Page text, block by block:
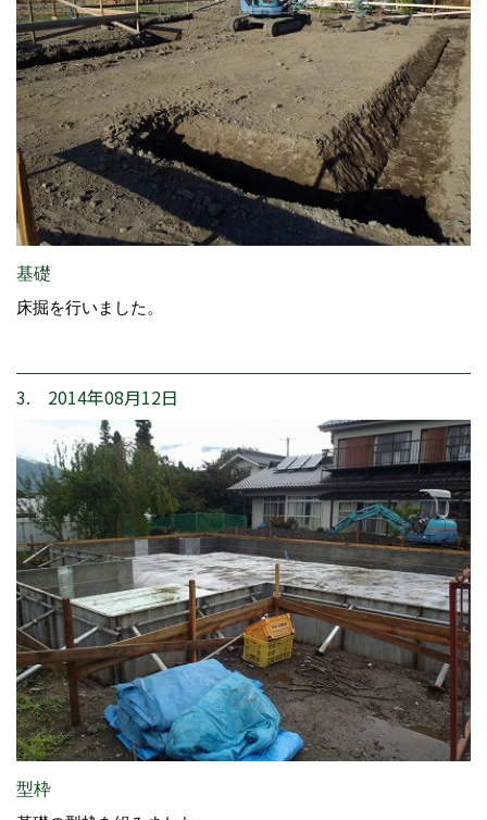
基礎
床掘を行いました。
3. 2014年08月12日
型枠